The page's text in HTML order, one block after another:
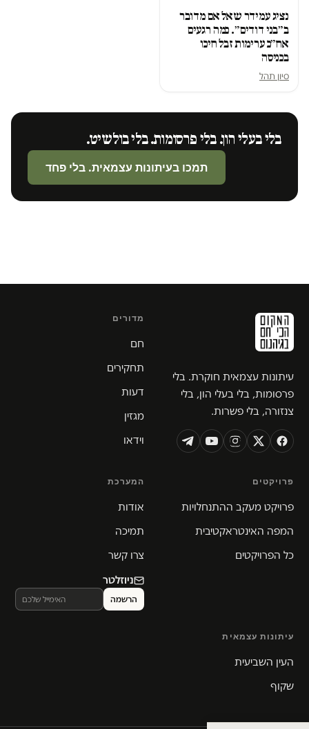
נציג עמידר שאל אם מדובר
ב״בני דודים״. כמה רגעים
אח״כ ערימות זבל חיכו
בכניסה
סיון תהל
בלי בעלי הון. בלי פרסומות. בלי בולשיט.
תמכו בעיתונות עצמאית. בלי פחד
עיתונות עצמאית חוקרת. בלי
פרסומות, בלי בעלי הון, בלי
צנזורה, בלי פשרות.
מדורים
חם
תחקירים
דעות
מגזין
וידאו
פרויקטים
פרויקט מעקב ההתנחלויות
המפה האינטראקטיבית
כל הפרויקטים
המערכת
אודות
תמיכה
צרו קשר
ניוזלטר
עיתונות עצמאית
העין השביעית
שקוף